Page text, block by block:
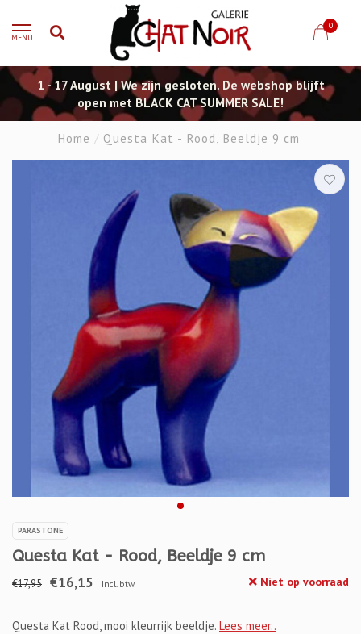
MENU
0
1 - 17 August | We zijn gesloten. De webshop blijft
open met BLACK CAT SUMMER SALE!
Home / Questa Kat - Rood, Beeldje 9 cm
PARASTONE
Questa Kat - Rood, Beeldje 9 cm
€17,95 €16,15 Incl. btw Niet op voorraad
Questa Kat Rood, mooi kleurrijk beeldje. Lees meer..